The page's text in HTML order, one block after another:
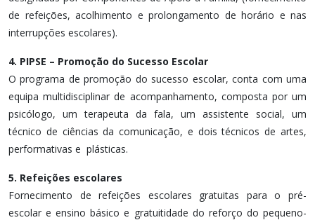
de refeições, acolhimento e prolongamento de horário e nas
interrupções escolares).
4. PIPSE – Promoção do Sucesso Escolar
O programa de promoção do sucesso escolar, conta com uma
equipa multidisciplinar de acompanhamento, composta por um
psicólogo, um terapeuta da fala, um assistente social, um
técnico de ciências da comunicação, e dois técnicos de artes,
performativas e plásticas.
5. Refeições escolares
Fornecimento de refeições escolares gratuitas para o pré-
escolar e ensino básico e gratuitidade do reforço do pequeno-